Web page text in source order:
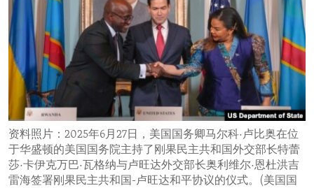
EUROPE
MIDDLE EAST
AID AND DEVELOPMENT
DEMOCRACY AND GOVERNANCE
ECONOMY AND TRADE
ENVIRONMENT AND HEALTH
IDEALS AND INSTITUTIONS
FOLLOW US
资料照片：2025年6月27日，美国国务卿马尔科·卢比奥在位
于华盛顿的美国国务院主持了刚果民主共和国外交部长特蕾
莎·卡伊克万巴·瓦格纳与卢旺达外交部长奥利维尔·恩杜洪吉
雷海签署刚果民主共和国-卢旺达和平协议的仪式。(美国国